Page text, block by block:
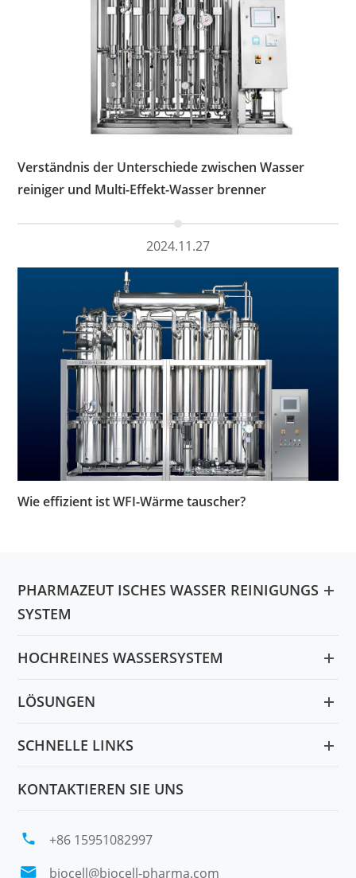
Verständnis der Unterschiede zwischen Wasser
reiniger und Multi-Effekt-Wasser brenner
2024.11.27
Wie effizient ist WFI-Wärme tauscher?
PHARMAZEUT ISCHES WASSER REINIGUNGS
SYSTEM
HOCHREINES WASSERSYSTEM
LÖSUNGEN
SCHNELLE LINKS
KONTAKTIEREN SIE UNS
 +86 15951082997
 biocell@biocell-pharma.com